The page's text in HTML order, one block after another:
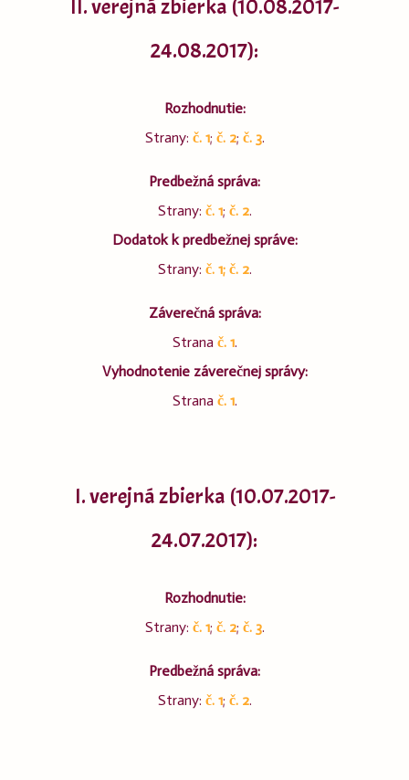
II. verejná zbierka (10.08.2017-
24.08.2017):
Rozhodnutie:
Strany: č. 1; č. 2; č. 3.
Predbežná správa:
Strany: č. 1; č. 2.
Dodatok k predbežnej správe:
Strany: č. 1; č. 2.
Záverečná správa:
Strana č. 1.
Vyhodnotenie záverečnej správy:
Strana č. 1.
I. verejná zbierka (10.07.2017-
24.07.2017):
Rozhodnutie:
Strany: č. 1; č. 2; č. 3.
Predbežná správa:
Strany: č. 1; č. 2.